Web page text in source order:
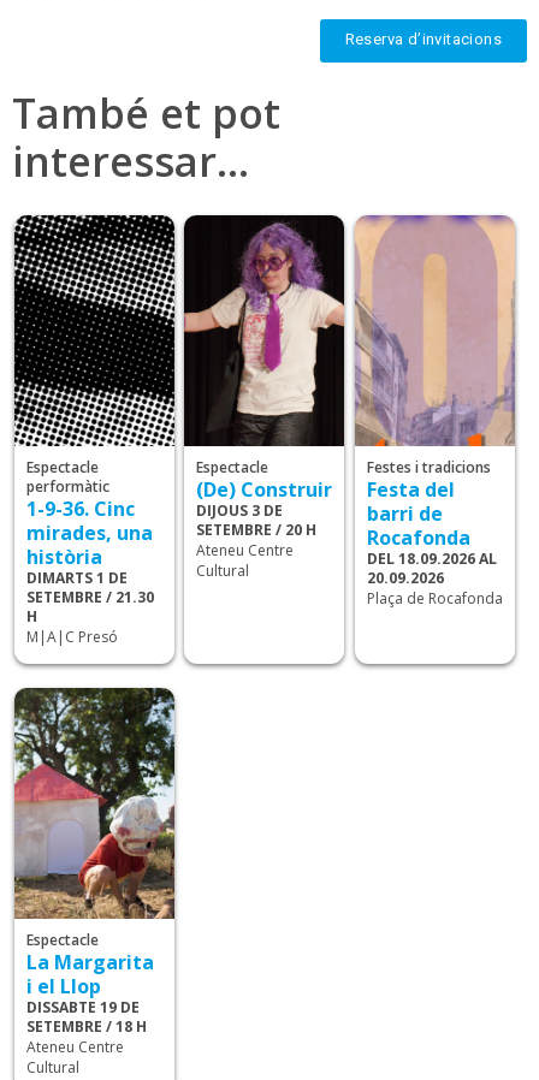
Reserva d’invitacions
També et pot
interessar…
Espectacle
performàtic
1-9-36. Cinc
mirades, una
història
DIMARTS 1 DE
SETEMBRE / 21.30
H
M|A|C Presó
Espectacle
(De) Construir
DIJOUS 3 DE
SETEMBRE / 20 H
Ateneu Centre
Cultural
Festes i tradicions
Festa del
barri de
Rocafonda
DEL 18.09.2026 AL
20.09.2026
Plaça de Rocafonda
Espectacle
La Margarita
i el Llop
DISSABTE 19 DE
SETEMBRE / 18 H
Ateneu Centre
Cultural